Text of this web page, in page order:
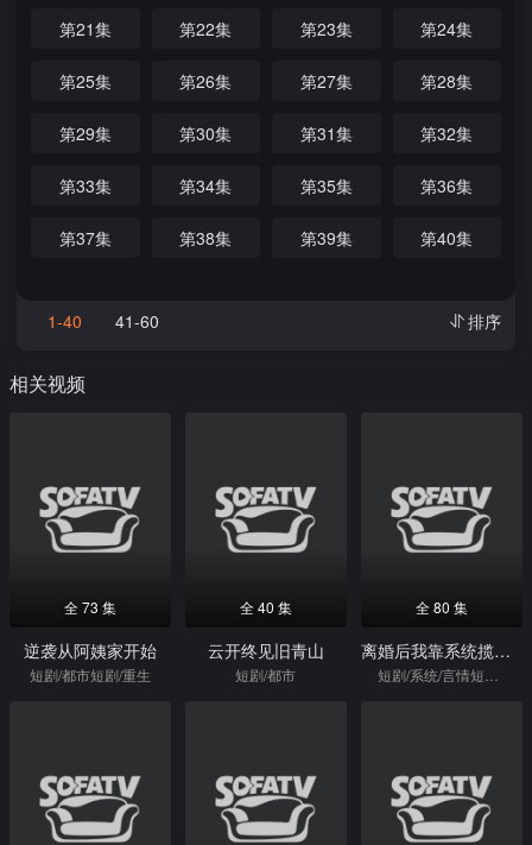
第21集 第22集 第23集 第24集
第25集 第26集 第27集 第28集
第29集 第30集 第31集 第32集
第33集 第34集 第35集 第36集
第37集 第38集 第39集 第40集
1-40 41-60 排序
相关视频
全 73 集
逆袭从阿姨家开始
短剧/都市短剧/重生
全 40 集
云开终见旧青山
短剧/都市
全 80 集
离婚后我靠系统揽万物